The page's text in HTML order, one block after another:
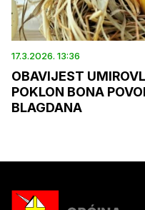
17.3.2026. 13:36
OBAVIJEST
POKLON BONA
BLAGDANA